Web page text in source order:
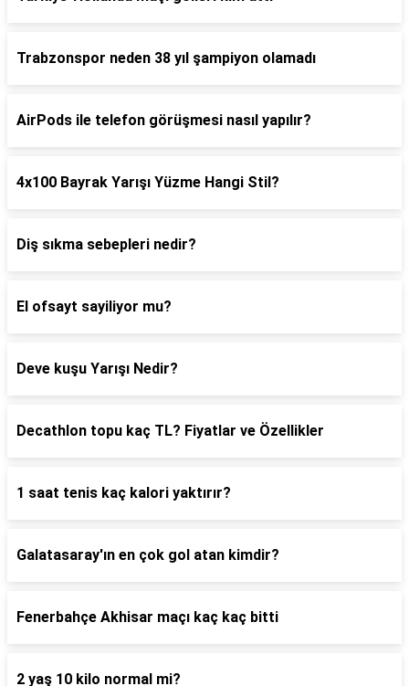
Trabzonspor neden 38 yıl şampiyon olamadı
AirPods ile telefon görüşmesi nasıl yapılır?
4x100 Bayrak Yarışı Yüzme Hangi Stil?
Diş sıkma sebepleri nedir?
El ofsayt sayiliyor mu?
Deve kuşu Yarışı Nedir?
Decathlon topu kaç TL? Fiyatlar ve Özellikler
1 saat tenis kaç kalori yaktırır?
Galatasaray'ın en çok gol atan kimdir?
Fenerbahçe Akhisar maçı kaç kaç bitti
2 yaş 10 kilo normal mi?